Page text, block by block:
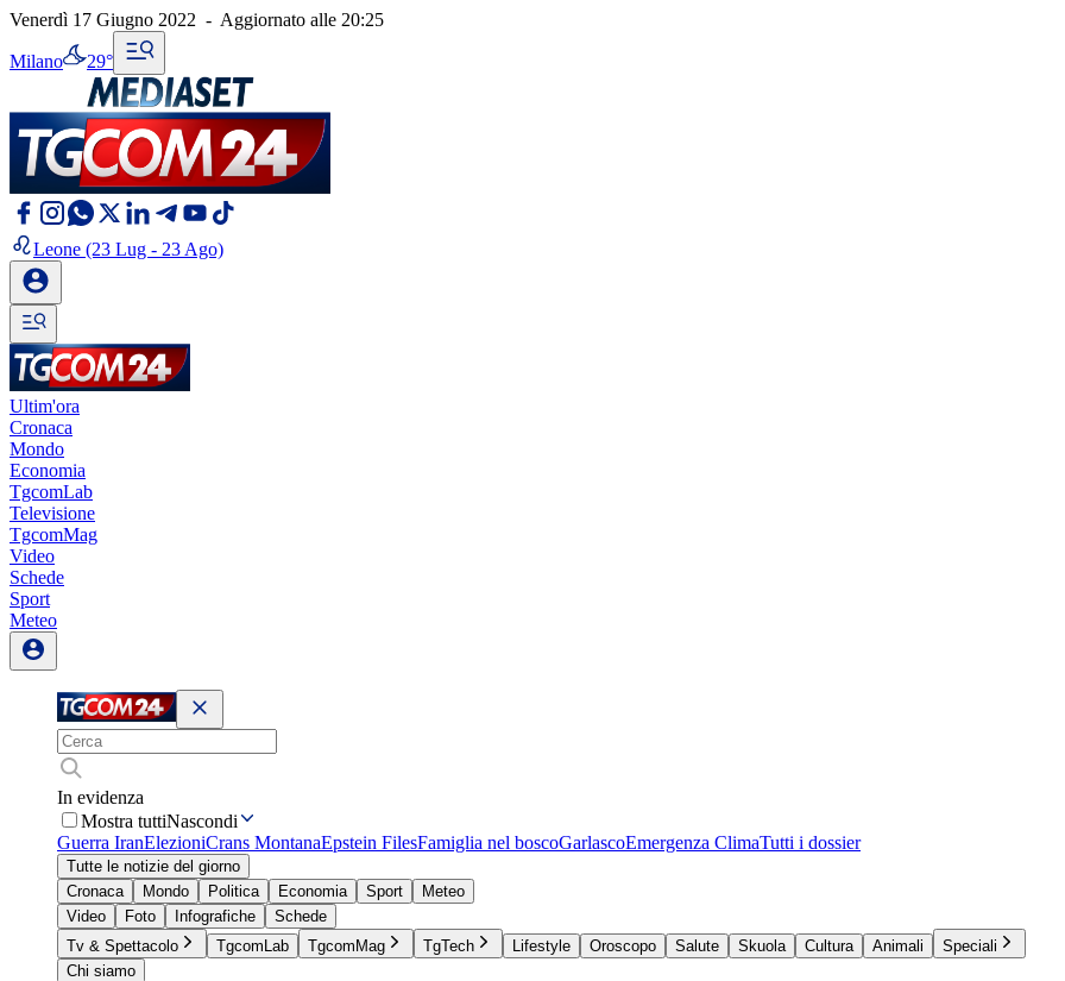
Venerdì 17 Giugno 2022 - Aggiornato alle 20:25
Milano 29°
Leone (23 Lug - 23 Ago)
Ultim'ora
Cronaca
Mondo
Economia
TgcomLab
Televisione
TgcomMag
Video
Schede
Sport
Meteo
In evidenza
Mostra tuttiNascondi
Guerra IranElezioniCrans MontanaEpstein FilesFamiglia nel boscoGarlascoEmergenza ClimaTutti i dossier
Tutte le notizie del giorno
Cronaca
Mondo Politica Economia Sport
Meteo
Video
Foto Infografiche
Schede
Tv & Spettacolo
TgcomLab TgcomMag TgTech Lifestyle Oroscopo Salute Skuola Cultura Animali
Speciali
Chi siamo